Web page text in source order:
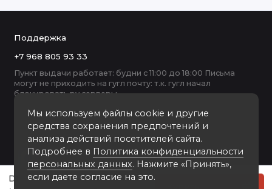
DL-3906 пластиковая рамка 70-100
Мы используем файлы cookie и другие
средства сохранения предпочтений и
анализа действий посетителей сайта.
Подробнее в Политика конфиденциальности
персональных данных. Нажмите «Принять»,
если даете согласие на это.
Поддержка
+7 968 805 93 33
Пункт выдачи работает: будни с 11:00 до 18:00 Письма
могут не приходить на гугл почту: т.к. гугл начал
блокировать ру серверы